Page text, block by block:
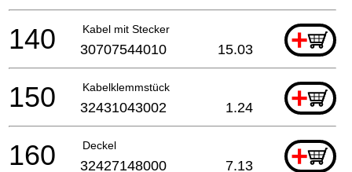
Kabel mit Stecker +
140 30707544010 15.03
Kabelklemmstück +
150 32431043002 1.24
Deckel +
160 32427148000 7.13